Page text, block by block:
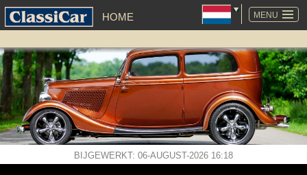
MENU
HOME
NAVIGATIE
OVERSLAAN
BIJGEWERKT: 06-AUGUST-2026 16:18